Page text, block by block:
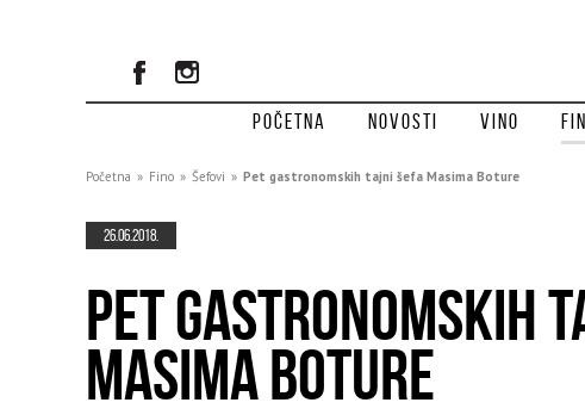
Početna Novosti Vino
Početna » Fino » Šefovi » Pet gastronomskih tajni šefa Masima Boture
26.06.2018.
PET GASTRONOMSKIH
MASIMA BOTURE